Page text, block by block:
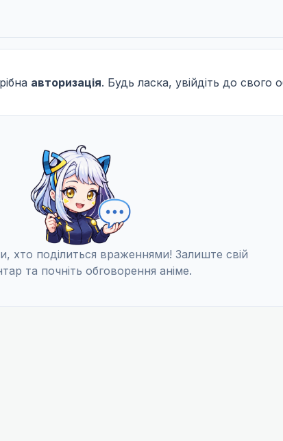
авторизація. Будь ласка, увійдіть до свого
хто поділиться враженнями! Залиште свій
та почніть обговорення аніме.